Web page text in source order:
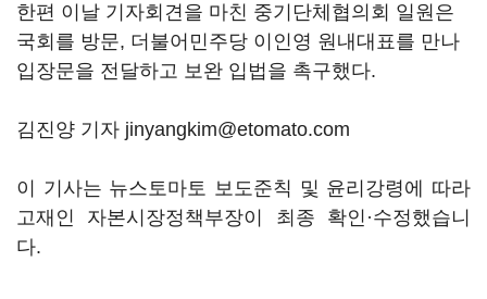
한편 이날 기자회견을 마친 중기단체협의회 일원은
국회를 방문, 더불어민주당 이인영 원내대표를 만나
입장문을 전달하고 보완 입법을 촉구했다.
김진양 기자 jinyangkim@etomato.com
이 기사는 뉴스토마토 보도준칙 및 윤리강령에 따라
고재인 자본시장정책부장이 최종 확인·수정했습니
다.